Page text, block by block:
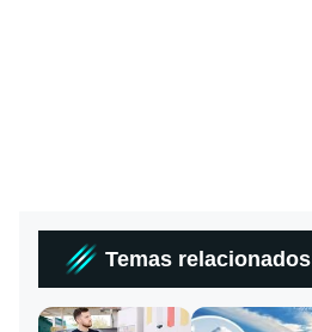
Temas relacionados